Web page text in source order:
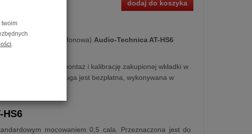
dodaj do koszyka
(główka gramofonowa) Audio-Technica AT-HS6
fachowy montaż i kalibrację zakupionej wkładki w
gramofonie. Usługa jest bezpłatna, wykonywana w
HS6
mocowaniem 0,5 cala. Przeznaczona jest do
twoim